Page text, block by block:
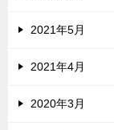
2021年5月
2021年4月
2020年3月